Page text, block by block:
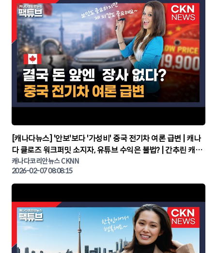
▶
[캐나다뉴스] '안보'보다 '가성비' 중국 전기차 여론 급변 | 캐나
다 클로즈 워크퍼밋 소지자, 유튜브 수익은 불법? | 간추린 캐나
다뉴스 | CKNNEWS, 캐나다코리안뉴스
캐나다코리안뉴스 CKNN
2026-02-07 08:08:15